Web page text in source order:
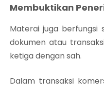
Membuktikan
Materai juga berfungsi
dokumen atau
ketiga dengan sah.
Dalam transaksi